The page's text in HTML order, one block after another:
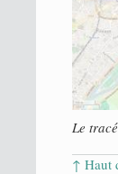
Le
↑ Haut